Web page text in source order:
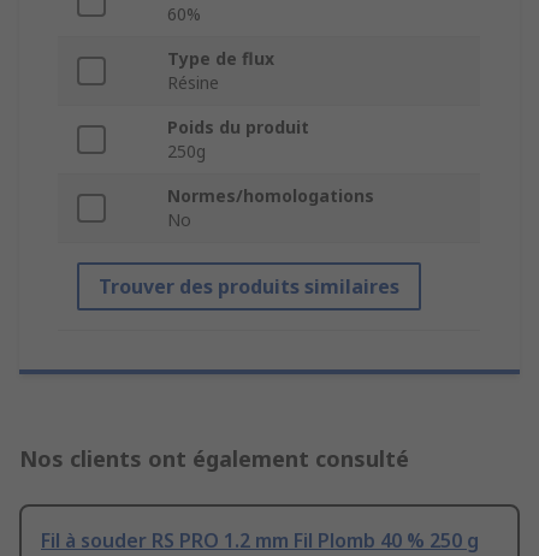
60%
Type de flux
Résine
Poids du produit
250g
Normes/homologations
No
Trouver des produits similaires
Nos clients ont également consulté
Fil à souder RS PRO 1.2 mm Fil Plomb 40 % 250 g